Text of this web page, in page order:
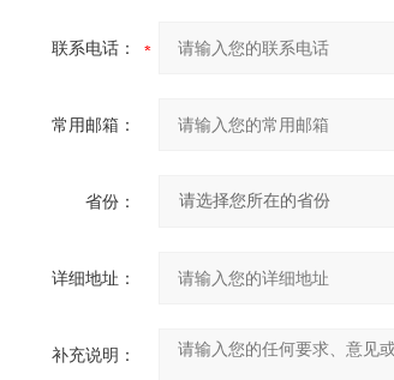
联系电话：
常用邮箱：
省份：
详细地址：
补充说明：